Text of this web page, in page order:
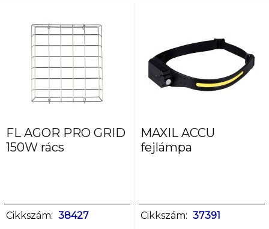
FL AGOR PRO GRID
150W rács
Cikkszám: 38427
MAXIL ACCU
fejlámpa
Cikkszám: 37391